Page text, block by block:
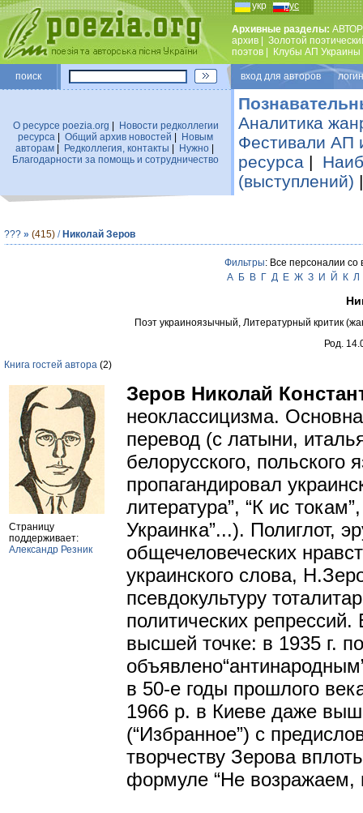
укр рус
Архивные разделы:
архив
Золотой
поэтов
Клубы АП Украины
поиск вход для авторов
О ресурсе poezia.org
Новости редколлегии
ресурса
Общий архив новостей
Новым
авторам| Редколлегия, контакты Нужно|
Благодарности за помощь и сотрудничество
Аналитика
Фестивали АП
ресурса |
(выступлений)
??? » (415) / Николай Зеров
Фильтры: Все персоналии со
А
Б В Г Д Е Ж З И Й К Л
Поэт украиноязычный, Литературный критик
Род.
Книга гостей автора (2)
Страницу
поддерживает:
Александр Резник
Зеров Николай
неоклассицизма.
перевод (с латыни,
белорусского, польского
пропагандировал
литература”, “К ис
Украинка”...). Полиглот,
общечеловеческих
украинского слова,
псевдокультуру
политических
высшей точке: в 1935 г.
в 50-е годы прошлого
1966 р. в Киеве даже
(“Избранное”) с
творчеству Зерова
формуле “Не возражаем,